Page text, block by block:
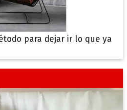
para dejar ir lo que ya